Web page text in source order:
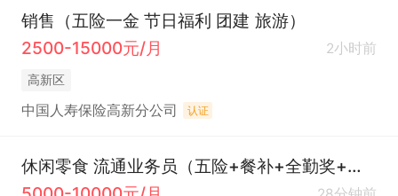
销售（五险一金 节日福利 团建 旅游）
2500-15000元/月
2小时前
高新区
中国人寿保险高新分公司 认证
休闲零食 流通业务员（五险+餐补+全勤奖+薪资5000起）